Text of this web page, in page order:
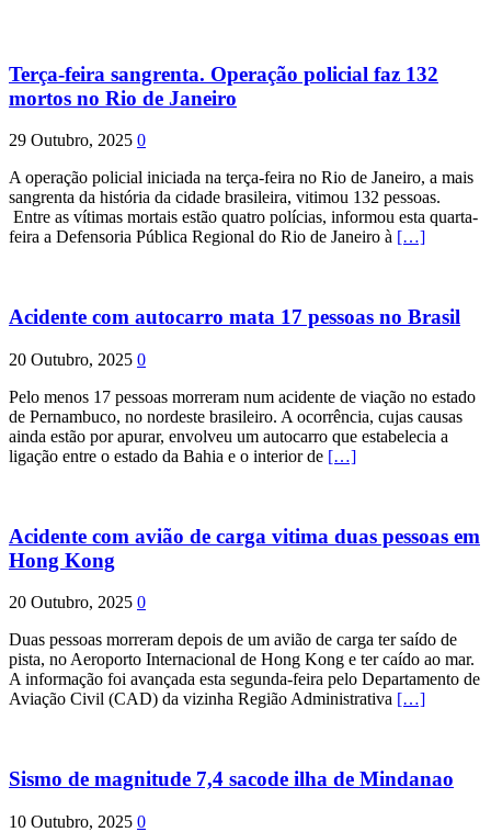
Terça-feira sangrenta. Operação policial faz 132
mortos no Rio de Janeiro
29 Outubro, 2025 0
A operação policial iniciada na terça-feira no Rio de Janeiro, a mais
sangrenta da história da cidade brasileira, vitimou 132 pessoas.
Entre as vítimas mortais estão quatro polícias, informou esta quarta-
feira a Defensoria Pública Regional do Rio de Janeiro à […]
Acidente com autocarro mata 17 pessoas no Brasil
20 Outubro, 2025 0
Pelo menos 17 pessoas morreram num acidente de viação no estado
de Pernambuco, no nordeste brasileiro. A ocorrência, cujas causas
ainda estão por apurar, envolveu um autocarro que estabelecia a
ligação entre o estado da Bahia e o interior de […]
Acidente com avião de carga vitima duas pessoas em
Hong Kong
20 Outubro, 2025 0
Duas pessoas morreram depois de um avião de carga ter saído de
pista, no Aeroporto Internacional de Hong Kong e ter caído ao mar.
A informação foi avançada esta segunda-feira pelo Departamento de
Aviação Civil (CAD) da vizinha Região Administrativa […]
Sismo de magnitude 7,4 sacode ilha de Mindanao
10 Outubro, 2025 0